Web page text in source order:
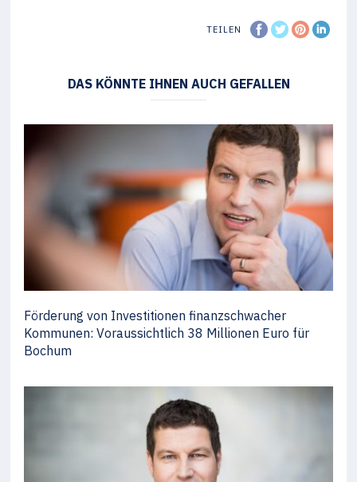
TEILEN
DAS KÖNNTE IHNEN AUCH GEFALLEN
Förderung von Investitionen finanzschwacher
Kommunen: Voraussichtlich 38 Millionen Euro für
Bochum